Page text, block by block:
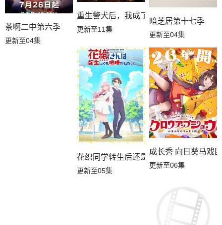
茶啊二中第六季
更新至04集
重生警犬后，我成了名侦探？
更新至11集
暗芝居第十七季
更新至04集
花织同学转生后还是想干架
更新至05集
成长秀 向日葵马戏团
更新至06集